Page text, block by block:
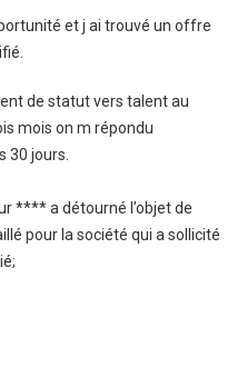
et j ai trouvé un offre
de statut vers talent au
mois on m répondu
30 jours.
**** a détourné l’objet de
pour la société qui a sollicité